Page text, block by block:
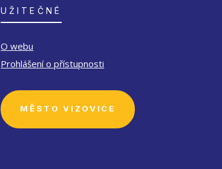
UŽITEČNÉ
O webu
Prohlášení o přístupnosti
MĚSTO VIZOVICE